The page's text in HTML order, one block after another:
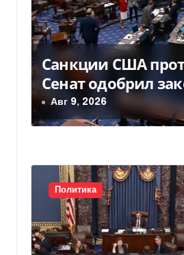
п
о
з
а
п
и
с
я
м
Санкции США
Сенат одобрил
— Фокус
Авг 9, 2026
Политика